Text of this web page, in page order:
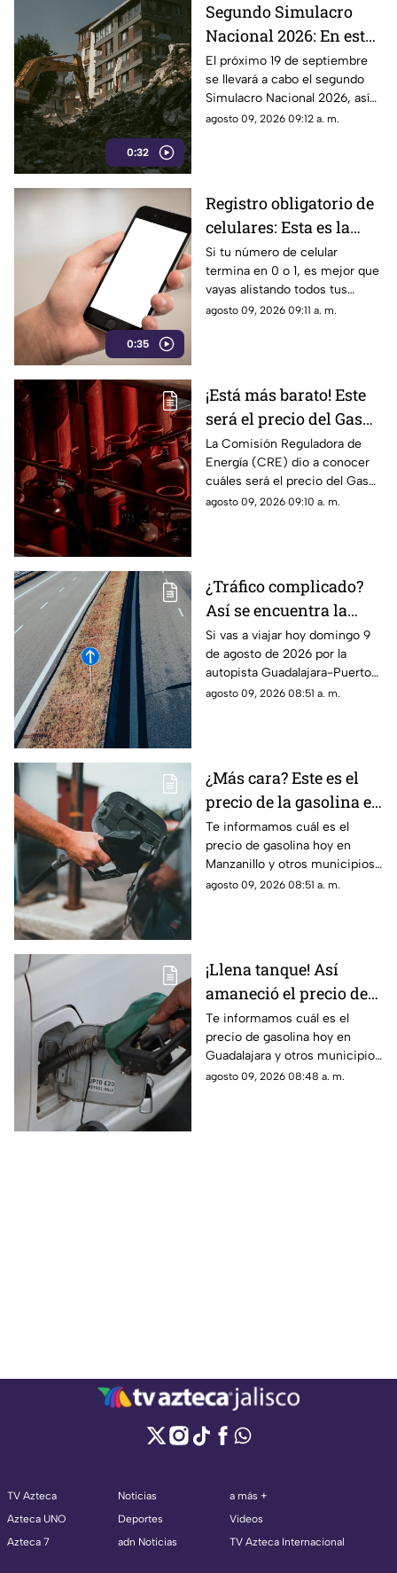
0:32
Segundo Simulacro
Nacional 2026: En estos
estados sonará la alerta
sísmica en septiembre
El próximo 19 de septiembre
se llevará a cabo el segundo
Simulacro Nacional 2026, así
que no te asustes si llegas a
agosto 09, 2026 09:12 a. m.
0:35
Registro obligatorio de
celulares: Esta es la
fecha límite si tu
número termina en 0 o
1
Si tu número de celular
termina en 0 o 1, es mejor que
vayas alistando todos tus
documentos, ya que la fecha
agosto 09, 2026 09:11 a. m.
¡Está más barato! Este
será el precio del Gas
LP en Jalisco del 09 al
15 de agosto de 2026
La Comisión Reguladora de
Energía (CRE) dio a conocer
cuáles será el precio del Gas
LP de la semana del 09 al 15 de
agosto 09, 2026 09:10 a. m.
¿Tráfico complicado?
Así se encuentra la
autopista Guadalajara-
Puerto Vallarta HOY
Si vas a viajar hoy domingo 9
de agosto de 2026 por la
autopista Guadalajara-Puerto
Vallarta, te presentamos la
agosto 09, 2026 08:51 a. m.
¿Más cara? Este es el
precio de la gasolina en
Colima HOY
Te informamos cuál es el
precio de gasolina hoy en
Manzanillo y otros municipios
del estado de Colima para este
agosto 09, 2026 08:51 a. m.
¡Llena tanque! Así
amaneció el precio de
la gasolina en Jalisco
HOY
Te informamos cuál es el
precio de gasolina hoy en
Guadalajara y otros municipios
del estado de Jalisco para este
agosto 09, 2026 08:48 a. m.
TV Azteca
Azteca UNO
Azteca 7
Noticias
Deportes
adn Noticias
a más +
Videos
TV Azteca Internacional